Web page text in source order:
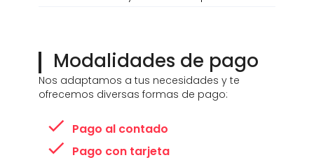
Modalidades de pago
Nos adaptamos a tus necesidades y te
ofrecemos diversas formas de pago:
Pago al contado
Pago con tarjeta